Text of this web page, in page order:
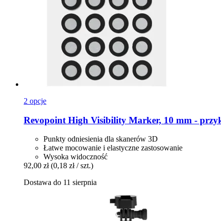
2 opcje
Revopoint High Visibility Marker, 10 mm -​
Punkty odniesienia dla skanerów 3D
Łatwe mocowanie i elastyczne zastosowanie
Wysoka widoczność
92,00 zł (0,18 zł / szt.)
Dostawa do 11 sierpnia